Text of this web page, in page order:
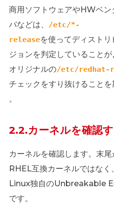
商用ソフトウェアやHWベン
バなどは、 /etc/*-
releaseを使ってディスト
ジョンを判定していることが
オリジナルの/etc/redhat-
チェックをすり抜けること
。
2.2.カーネルを確認
カーネルを確認します。末尾
RHEL互換カーネルではな
Linux独自のUnbreakable
です。